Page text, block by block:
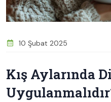
10 Şubat 2025
Kış Aylarında